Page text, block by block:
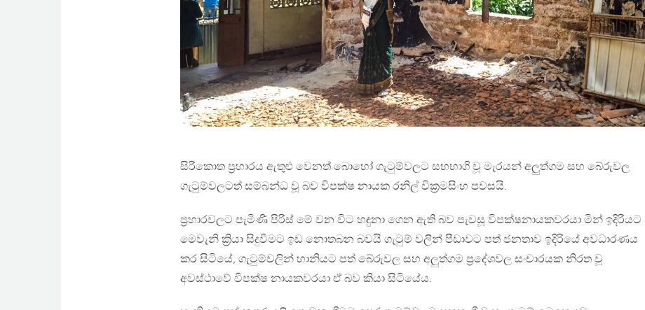
සිරිකොත ප්‍රහාරය ඇතුළු වෙනත් බොහෝ ගැටුම්වලට සහභාගි වූ මැරයන් අලුත්ගම සහ බේරුවල
ගැටුම්වලටත් සම්බන්ධ වූ බව විපක්ෂ නායක රනිල් වික්‍රමසිංහ පවසයි.
ප්‍රහාරවලට පැමිණි පිරිස් මේ වන විට හඳුනා ගෙන ඇති බව පැවසූ විපක්ෂනායකවරයා මින් ඉදිරියට
මෙවැනි ක්‍රියා සිදුවීමට ඉඩ නොතබන බවයි ගැටුම් වලින් පීඩාවට පත් ජනතාව ඉදිරියේ අවධාරණය
කර සිටියේ, ගැටුම්වලින් හානියට පත් බේරුවල සහ අලුත්ගම ප්‍රදේශවල සංචාරයක නිරත වූ
අවස්ථාවේ විපක්ෂ නායකවරයා ඒ බව කියා සිටියේය.